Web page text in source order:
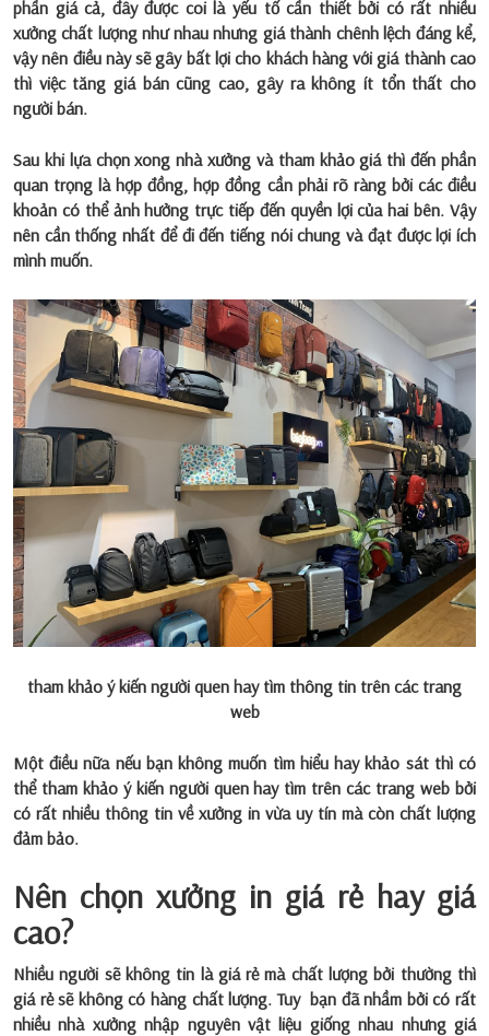
phần giá cả, đây được coi là yếu tố cần thiết bởi có rất nhiều
xưởng chất lượng như nhau nhưng giá thành chênh lệch đáng kể,
vậy nên điều này sẽ gây bất lợi cho khách hàng với giá thành cao
thì việc tăng giá bán cũng cao, gây ra không ít tổn thất cho
người bán.
Sau khi lựa chọn xong nhà xưởng và tham khảo giá thì đến phần
quan trọng là hợp đồng, hợp đồng cần phải rõ ràng bởi các điều
khoản có thể ảnh hưởng trực tiếp đến quyền lợi của hai bên. Vậy
nên cần thống nhất để đi đến tiếng nói chung và đạt được lợi ích
mình muốn.
tham khảo ý kiến người quen hay tìm thông tin trên các trang
web
Một điều nữa nếu bạn không muốn tìm hiểu hay khảo sát thì có
thể tham khảo ý kiến người quen hay tìm trên các trang web bởi
có rất nhiều thông tin về xưởng in vừa uy tín mà còn chất lượng
đảm bảo.
Nên chọn xưởng in giá rẻ hay giá
cao?
Nhiều người sẽ không tin là giá rẻ mà chất lượng bởi thường thì
giá rẻ sẽ không có hàng chất lượng. Tuy bạn đã nhầm bởi có rất
nhiều nhà xưởng nhập nguyên vật liệu giống nhau nhưng giá